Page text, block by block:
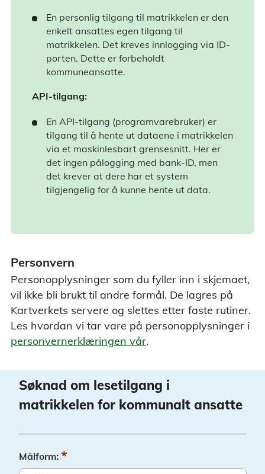
En personlig tilgang til matrikkelen er den
enkelt ansattes egen tilgang til
matrikkelen. Det kreves innlogging via ID-
porten. Dette er forbeholdt
kommuneansatte.
API-tilgang:
En API-tilgang (programvarebruker) er
tilgang til å hente ut dataene i matrikkelen
via et maskinlesbart grensesnitt. Her er
det ingen pålogging med bank-ID, men
det krever at dere har et system
tilgjengelig for å kunne hente ut data.
Personvern
Personopplysninger som du fyller inn i skjemaet,
vil ikke bli brukt til andre formål. De lagres på
Kartverkets servere og slettes etter faste rutiner.
Les hvordan vi tar vare på personopplysninger i
personvernerklæringen vår.
Søknad om lesetilgang i
matrikkelen for kommunalt ansatte
Målform: *